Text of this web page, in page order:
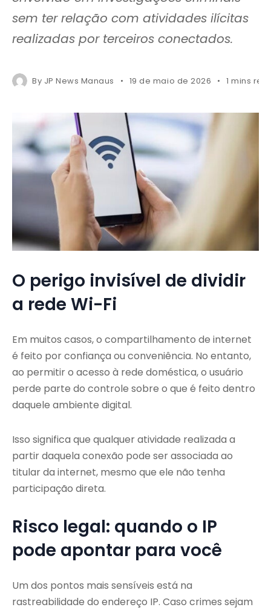
sem ter relação com atividades ilícitas
realizadas por terceiros conectados.
By JP News Manaus 19 de maio de 2026 1 mins
O perigo invisível de dividir
a rede Wi-Fi
Em muitos casos, o compartilhamento de internet
é feito por confiança ou conveniência. No entanto,
ao permitir o acesso à rede doméstica, o usuário
perde parte do controle sobre o que é feito dentro
daquele ambiente digital.
Isso significa que qualquer atividade realizada a
partir daquela conexão pode ser associada ao
titular da internet, mesmo que ele não tenha
participação direta.
Risco legal: quando o IP
pode apontar para você
Um dos pontos mais sensíveis está na
rastreabilidade do endereço IP. Caso crimes sejam